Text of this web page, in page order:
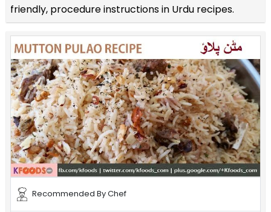
friendly, procedure instructions in Urdu recipes.
Recommended By Chef